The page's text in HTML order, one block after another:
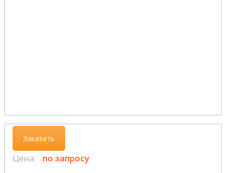
Заказать
Цена:
по запросу